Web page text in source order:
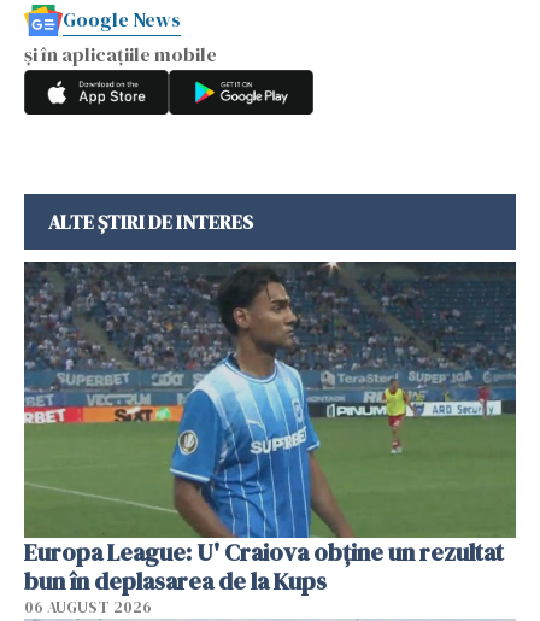
Google News
și în aplicațiile mobile
ALTE ȘTIRI DE INTERES
Europa League: U' Craiova obține un rezultat
bun în deplasarea de la Kups
06 AUGUST 2026